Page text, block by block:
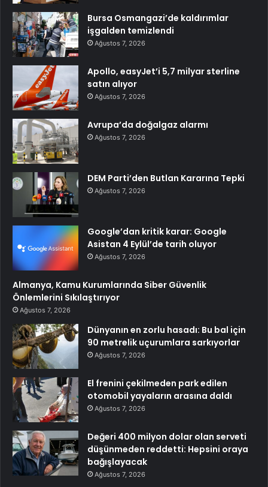
Bursa Osmangazi’de kaldırımlar
işgalden temizlendi
Ağustos 7, 2026
Apollo, easyJet’i 5,7 milyar sterline
satın alıyor
Ağustos 7, 2026
Avrupa’da doğalgaz alarmı
Ağustos 7, 2026
DEM Parti’den Butlan Kararına Tepki
Ağustos 7, 2026
Google’dan kritik karar: Google
Asistan 4 Eylül’de tarih oluyor
Ağustos 7, 2026
Almanya, Kamu Kurumlarında Siber Güvenlik
Önlemlerini Sıkılaştırıyor
Ağustos 7, 2026
Dünyanın en zorlu hasadı: Bu bal için
90 metrelik uçurumlara sarkıyorlar
Ağustos 7, 2026
El frenini çekilmeden park edilen
otomobil yayaların arasına daldı
Ağustos 7, 2026
Değeri 400 milyon dolar olan serveti
düşünmeden reddetti: Hepsini oraya
bağışlayacak
Ağustos 7, 2026